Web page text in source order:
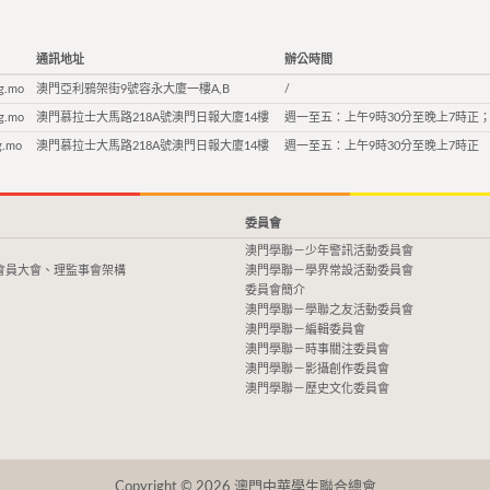
通訊地址 辦公時間
澳門亞利鴉架街9號容永大廈一樓A,B /
澳門慕拉士大馬路218A號澳門日報大廈14樓 週一至五：上午9時30分至晚上7時正
澳門慕拉士大馬路218A號澳門日報大廈14樓 週一至五：上午9時30分至晚上7時正
員大會、理監事會架構
委員會
澳門學聯－少年警訊活動委員會
澳門學聯－學界常設活動委員會
委員會簡介
澳門學聯－學聯之友活動委員會
澳門學聯－編輯委員會
澳門學聯－時事關注委員會
澳門學聯－影攝創作委員會
澳門學聯－歷史文化委員會
Copyright © 2026 澳門中華學生聯合總會